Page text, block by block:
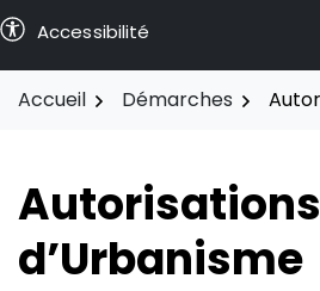
Accessibilité
Accueil Démarches
Autorisations
d’Urbanisme